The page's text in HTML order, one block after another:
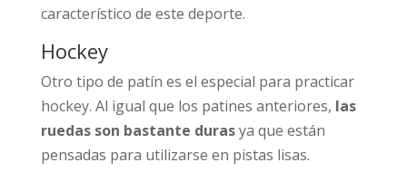
característico de este deporte.
Hockey
Otro tipo de patín es el especial para practicar
hockey. Al igual que los patines anteriores, las
ruedas son bastante durasya que están
pensadas para utilizarse en pistas lisas.